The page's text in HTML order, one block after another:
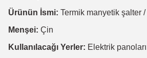
Ürünün İsmi: Termik manyetik şalter
Menşei: Çin
Kullanılacağı Yerler: Elektrik